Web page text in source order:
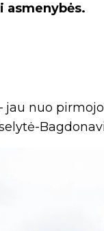
asmenybės.
jau nuo